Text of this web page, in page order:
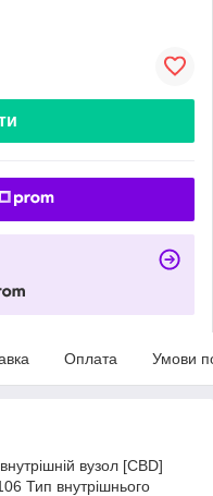
Оплата Умови
вузол [CBD]
Тип внутрішнього